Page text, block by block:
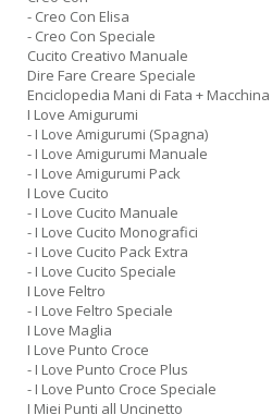
- Creo Con Elisa
- Creo Con Speciale
Cucito Creativo Manuale
Dire Fare Creare Speciale
Enciclopedia Mani di Fata +
I Love Amigurumi
- I Love Amigurumi (Spagna)
- I Love Amigurumi Manuale
- I Love Amigurumi Pack
I Love Cucito
- I Love Cucito Manuale
- I Love Cucito Monografici
- I Love Cucito Pack Extra
- I Love Cucito Speciale
I Love Feltro
- I Love Feltro Speciale
I Love Maglia
I Love Punto Croce
- I Love Punto Croce Plus
- I Love Punto Croce Speciale
I Miei Punti all Uncinetto